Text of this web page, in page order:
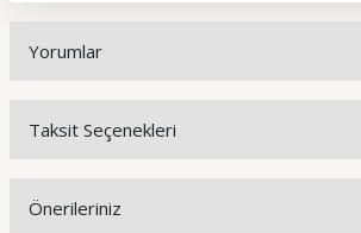
Yorumlar
Taksit Seçenekleri
Önerileriniz